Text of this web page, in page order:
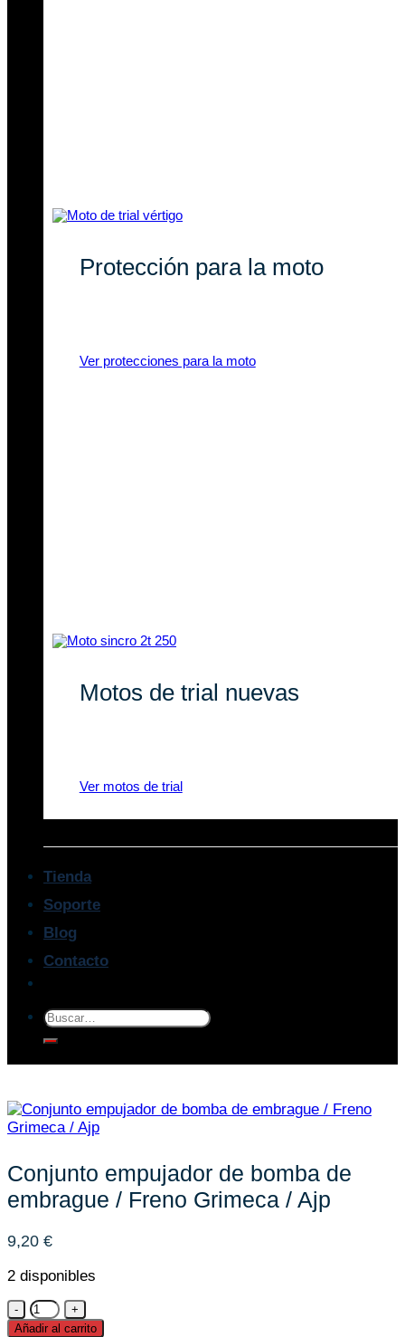
Protección para la moto
Ver protecciones para la moto
Motos de trial nuevas
Ver motos de trial
Tienda
Soporte
Blog
Contacto
Buscar
por:
Conjunto empujador de bomba de
embrague / Freno Grimeca / Ajp
9,20 €
2 disponibles
Conjunto
empujador
Añadir al carrito